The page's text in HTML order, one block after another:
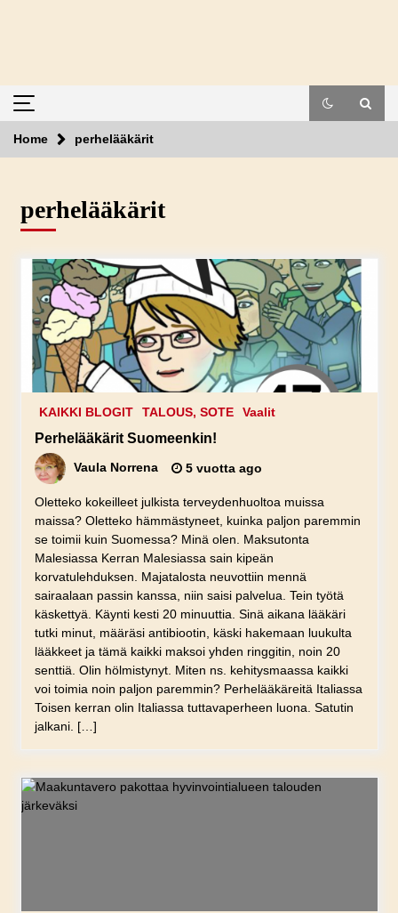
Home perhelääkärit
perhelääkärit
KAIKKI BLOGIT TALOUS, SOTE Vaalit
Perhelääkärit Suomeenkin!
Vaula Norrena 5 vuotta ago
Oletteko kokeilleet julkista terveydenhuoltoa muissa
maissa? Oletteko hämmästyneet, kuinka paljon paremmin
se toimii kuin Suomessa? Minä olen. Maksutonta
Malesiassa Kerran Malesiassa sain kipeän
korvatulehduksen. Majatalosta neuvottiin mennä
sairaalaan passin kanssa, niin saisi palvelua. Tein työtä
käskettyä. Käynti kesti 20 minuuttia. Sinä aikana lääkäri
tutki minut, määräsi antibiootin, käski hakemaan luukulta
lääkkeet ja tämä kaikki maksoi yhden ringgitin, noin 20
senttiä. Olin hölmistynyt. Miten ns. kehitysmaassa kaikki
voi toimia noin paljon paremmin? Perhelääkäreitä Italiassa
Toisen kerran olin Italiassa tuttavaperheen luona. Satutin
jalkani. […]